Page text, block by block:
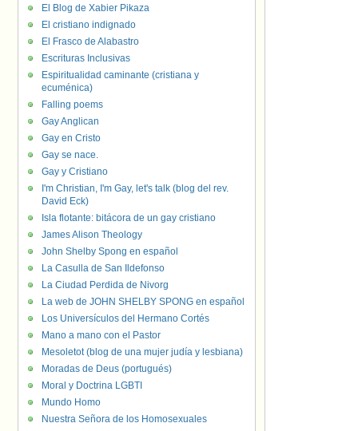
El Blog de Xabier Pikaza
El cristiano indignado
El Frasco de Alabastro
Escrituras Inclusivas
Espiritualidad caminante (cristiana y
ecuménica)
Falling poems
Gay Anglican
Gay en Cristo
Gay se nace.
Gay y Cristiano
I'm Christian, I'm Gay, let's talk (blog del rev.
David Eck)
Isla flotante: bitácora de un gay cristiano
James Alison Theology
John Shelby Spong en español
La Casulla de San Ildefonso
La Ciudad Perdida de Nivorg
La web de JOHN SHELBY SPONG en español
Los Universículos del Hermano Cortés
Mano a mano con el Pastor
Mesoletot (blog de una mujer judía y lesbiana)
Moradas de Deus (portugués)
Moral y Doctrina LGBTI
Mundo Homo
Nuestra Señora de los Homosexuales